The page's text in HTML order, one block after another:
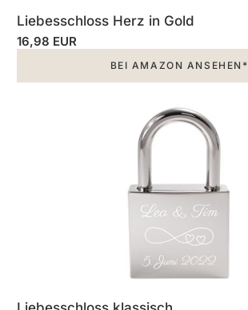
Liebesschloss Herz in Gold
16,98 EUR
BEI AMAZON ANSEHEN*